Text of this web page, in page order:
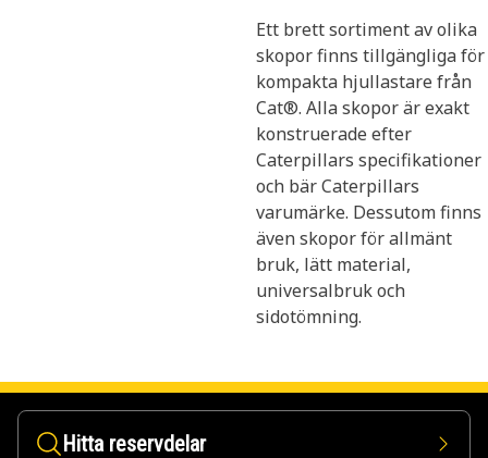
Ett brett sortiment av olika
skopor finns tillgängliga för
kompakta hjullastare från
Cat®. Alla skopor är exakt
konstruerade efter
Caterpillars specifikationer
och bär Caterpillars
varumärke. Dessutom finns
även skopor för allmänt
bruk, lätt material,
universalbruk och
sidotömning.
Hitta reservdelar